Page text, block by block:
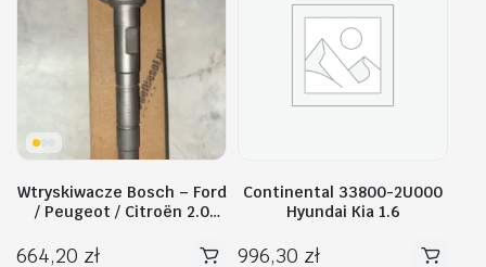
Wtryskiwacze Bosch – Ford
/ Peugeot / Citroën 2.0
0445110295
664,20 zł
Continental 33800-2U000
Hyundai Kia 1.6
996,30 zł